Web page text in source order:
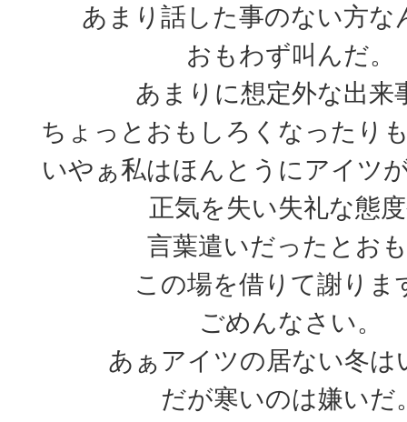
あまり話した事のない方な
おもわず叫んだ。
あまりに想定外な出来
ちょっとおもしろくなったり
いやぁ私はほんとうにアイツ
正気を失い失礼な態
言葉遣いだったとお
この場を借りて謝りま
ごめんなさい。
あぁアイツの居ない冬は
だが寒いのは嫌いだ